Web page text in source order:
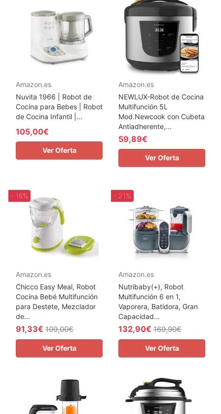
Amazon.es
Nuvita 1966 | Robot de
Cocina para Bebes | Robot
de Cocina Infantil |...
105,00€
Ver Oferta
Amazon.es
NEWLUX-Robot de Cocina
Multifunción 5L
Mod.Newcook con Cubeta
Antiadherente,...
59,89€
Ver Oferta
- 16%
Amazon.es
Chicco Easy Meal, Robot
Cocina Bebé Multifunción
para Destete, Mezclador
de...
91,33€ 109,00€
Ver Oferta
- 21%
Amazon.es
Nutribaby(+), Robot
Multifunción 6 en 1,
Vaporera, Batidora, Gran
Capacidad...
132,90€ 169,90€
Ver Oferta